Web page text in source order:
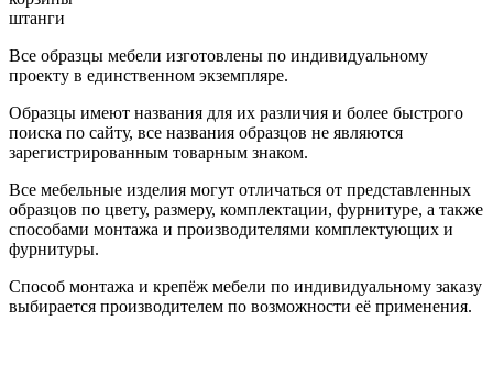
штанги
Все образцы мебели изготовлены по индивидуальному
проекту в единственном экземпляре.
Образцы имеют названия для их различия и более быстрого
поиска по сайту, все названия образцов не являются
зарегистрированным товарным знаком.
Все мебельные изделия могут отличаться от представленных
образцов по цвету, размеру, комплектации, фурнитуре, а также
способами монтажа и производителями комплектующих и
фурнитуры.
Способ монтажа и крепёж мебели по индивидуальному заказу
выбирается производителем по возможности её применения.